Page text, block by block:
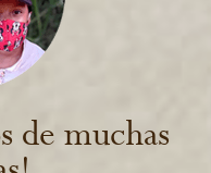
de muchas